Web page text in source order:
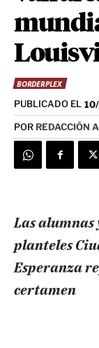
BORDERPLEX
PUBLICADO EL
POR REDACCIÓN
Las alumnas
planteles
Esperanza
certamen